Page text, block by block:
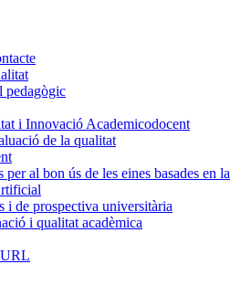
pedagògic
i Innovació Academicodocent
de la qualitat
per al bon ús de les eines basades en la
i de prospectiva universitària
i qualitat acadèmica
URL